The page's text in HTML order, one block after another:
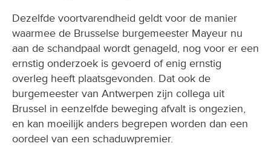
Dezelfde voortvarendheid geldt voor de manier
waarmee de Brusselse burgemeester Mayeur nu
aan de schandpaal wordt genageld, nog voor er een
ernstig onderzoek is gevoerd of enig ernstig
overleg heeft plaatsgevonden. Dat ook de
burgemeester van Antwerpen zijn collega uit
Brussel in eenzelfde beweging afvalt is ongezien,
en kan moeilijk anders begrepen worden dan een
oordeel van een schaduwpremier.